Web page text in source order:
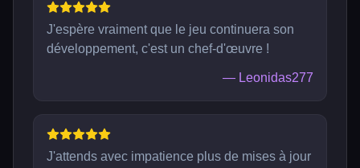
J'espère vraiment que le jeu continuera son
développement, c'est un chef-d'œuvre !
— Leonidas277
J'attends avec impatience plus de mises à jour